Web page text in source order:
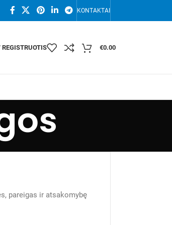
KONTAKTAI
€0.00
pareigas ir atsakomybę